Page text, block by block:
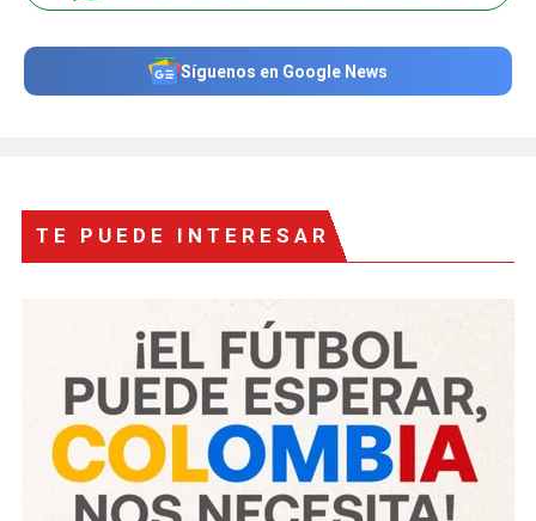
Síguenos en Google News
TE PUEDE INTERESAR